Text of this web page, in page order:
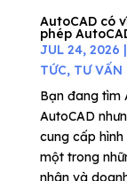
AutoCAD có
phép
JUL 24, 2026 |
TỨC, TƯ VẤN
Bạn đang tìm
AutoCAD
cung cấp
một trong
nhân và